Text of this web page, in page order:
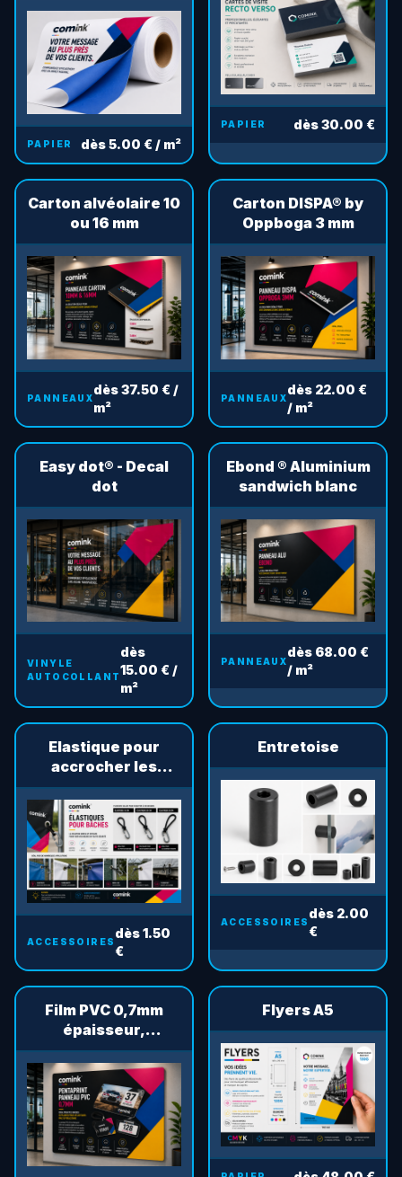
PAPIER dès 5.00 € / m²
PAPIER dès 30.00 €
Carton alvéolaire 10
ou 16 mm
PANNEAUX
dès 37.50 € /
m²
Carton DISPA® by
Oppboga 3 mm
PANNEAUX
dès 22.00 €
/ m²
Easy dot® - Decal
dot
VINYLE
AUTOCOLLANT
dès
15.00 € /
m²
Ebond ® Aluminium
sandwich blanc
PANNEAUX
dès 68.00 €
/ m²
Elastique pour
accrocher les
bâches
ACCESSOIRES
dès 1.50
€
Entretoise
ACCESSOIRES
dès 2.00
€
Film PVC 0,7mm
épaisseur,
Pentaprint
Flyers A5